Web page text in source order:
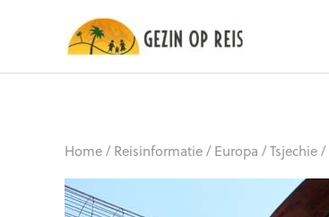
Home/ Reisinformatie/ Europa /Tsjechie/